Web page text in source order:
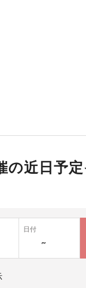
の近日予
日付
~